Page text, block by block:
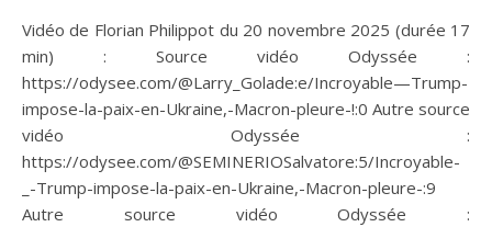
Vidéo de Florian Philippot du 20 novembre 2025 (durée 17
min) : Source vidéo Odyssée :
https://odysee.com/@Larry_Golade:e/Incroyable—Trump-
impose-la-paix-en-Ukraine,-Macron-pleure-!:0 Autre source
vidéo Odyssée :
https://odysee.com/@SEMINERIOSalvatore:5/Incroyable-
_-Trump-impose-la-paix-en-Ukraine,-Macron-pleure-:9
Autre source vidéo Odyssée :